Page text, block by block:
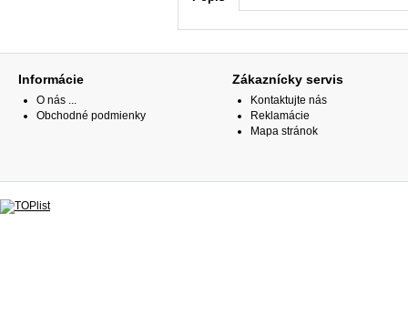
Informácie
O nás ...
Obchodné podmienky
Zákaznícky servis
Kontaktujte nás
Reklamácie
Mapa stránok